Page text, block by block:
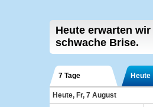
Heute erwarten wir
schwache Brise.
7 Tage Heute
Heute, Fr, 7 August